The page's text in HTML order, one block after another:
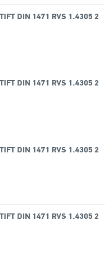
DIN 1471 RVS 1.4305 2
DIN 1471 RVS 1.4305 2
DIN 1471 RVS 1.4305 2
DIN 1471 RVS 1.4305 2